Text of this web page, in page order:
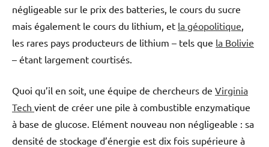
négligeable sur le prix des batteries, le cours du sucre
mais également le cours du lithium, et la géopolitique
les rares pays producteurs de lithium – tels que la Bolivie
– étant largement courtisés.
Quoi qu’il en soit, une équipe de chercheurs de Virginia
Tech vient de créer une pile à combustible enzymatique
à base de glucose. Elément nouveau non négligeable : sa
densité de stockage d’énergie est dix fois supérieure à